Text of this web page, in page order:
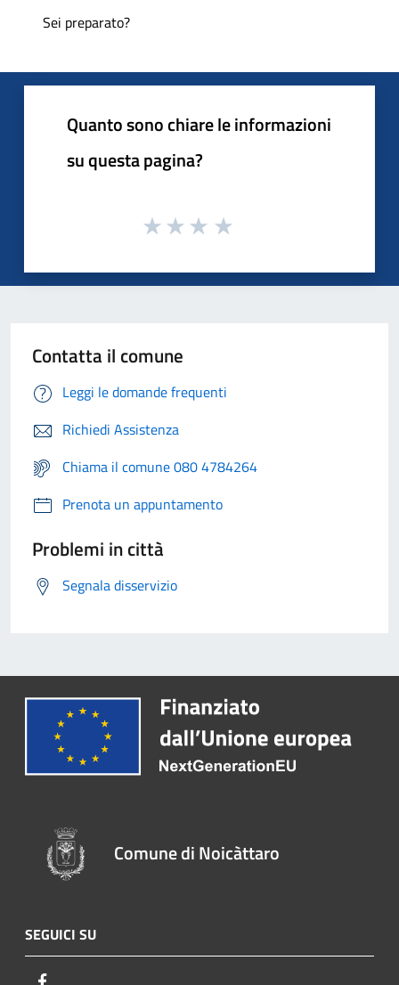
Sei preparato?
Quanto sono chiare le informazioni
su questa pagina?
Contatta il comune
Leggi le domande frequenti
Richiedi Assistenza
Chiama il comune 080 4784264
Prenota un appuntamento
Problemi in città
Segnala disservizio
Comune di Noicàttaro
SEGUICI SU